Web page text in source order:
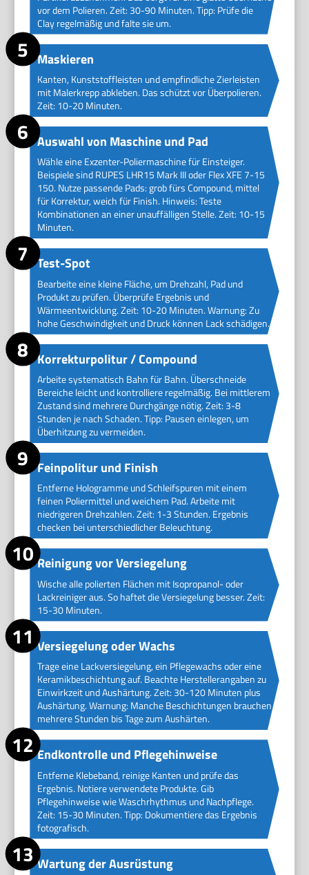
vor dem Polieren. Zeit: 30-90 Minuten. Tipp: Prüfe die
Clay regelmäßig und falte sie um.
Maskieren
Kanten, Kunststoffleisten und empfindliche Zierleisten
mit Malerkrepp abkleben. Das schützt vor Überpolieren.
Zeit: 10-20 Minuten.
Auswahl von Maschine und Pad
Wähle eine Exzenter-Poliermaschine für Einsteiger.
Beispiele sind RUPES LHR15 Mark III oder Flex XFE 7-15
150. Nutze passende Pads: grob fürs Compound, mittel
für Korrektur, weich für Finish. Hinweis: Teste
Kombinationen an einer unauffälligen Stelle. Zeit: 10-15
Minuten.
Test-Spot
Bearbeite eine kleine Fläche, um Drehzahl, Pad und
Produkt zu prüfen. Überprüfe Ergebnis und
Wärmeentwicklung. Zeit: 10-20 Minuten. Warnung: Zu
hohe Geschwindigkeit und Druck können Lack schädigen.
Korrekturpolitur / Compound
Arbeite systematisch Bahn für Bahn. Überschneide
Bereiche leicht und kontrolliere regelmäßig. Bei mittlerem
Zustand sind mehrere Durchgänge nötig. Zeit: 3-8
Stunden je nach Schaden. Tipp: Pausen einlegen, um
Überhitzung zu vermeiden.
Feinpolitur und Finish
Entferne Hologramme und Schleifspuren mit einem
feinen Poliermittel und weichem Pad. Arbeite mit
niedrigeren Drehzahlen. Zeit: 1-3 Stunden. Ergebnis
checken bei unterschiedlicher Beleuchtung.
Reinigung vor Versiegelung
Wische alle polierten Flächen mit Isopropanol- oder
Lackreiniger aus. So haftet die Versiegelung besser. Zeit:
15-30 Minuten.
Versiegelung oder Wachs
Trage eine Lackversiegelung, ein Pflegewachs oder eine
Keramikbeschichtung auf. Beachte Herstellerangaben zu
Einwirkzeit und Aushärtung. Zeit: 30-120 Minuten plus
Aushärtung. Warnung: Manche Beschichtungen brauchen
mehrere Stunden bis Tage zum Aushärten.
Endkontrolle und Pflegehinweise
Entferne Klebeband, reinige Kanten und prüfe das
Ergebnis. Notiere verwendete Produkte. Gib
Pflegehinweise wie Waschrhythmus und Nachpflege.
Zeit: 15-30 Minuten. Tipp: Dokumentiere das Ergebnis
fotografisch.
Wartung der Ausrüstung